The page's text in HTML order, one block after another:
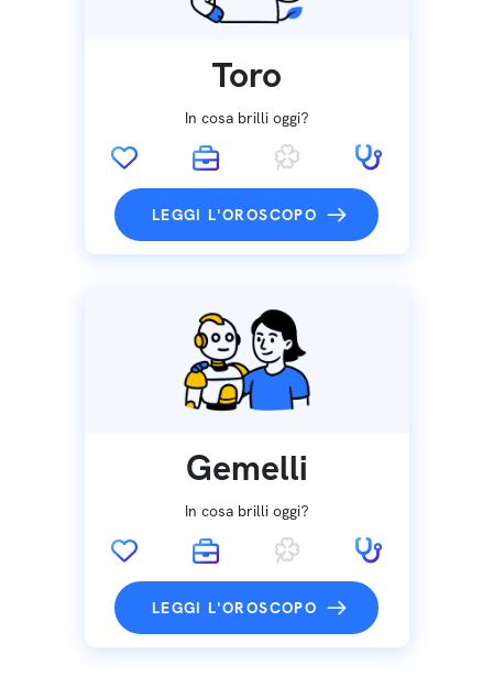
Toro
In cosa brilli oggi?
LEGGI L'OROSCOPO
Gemelli
In cosa brilli oggi?
LEGGI L'OROSCOPO